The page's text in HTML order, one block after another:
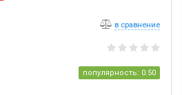
в сравнение
популярность: 0.50